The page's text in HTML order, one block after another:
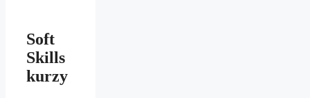
Soft
Skills
kurzy